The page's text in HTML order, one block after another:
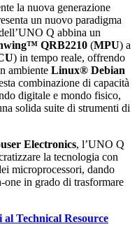
la nuova generazione
un nuovo paradigma
Q abbina un
QRB2210 (MPU) a
) in tempo reale, offrendo
ambiente Linux® Debian
combinazione di capacità
digitale e mondo fisico,
solida suite di strumenti di
Electronics, l’UNO Q
la tecnologia con
microprocessori, dando
in grado di trasformare
Technical Resource